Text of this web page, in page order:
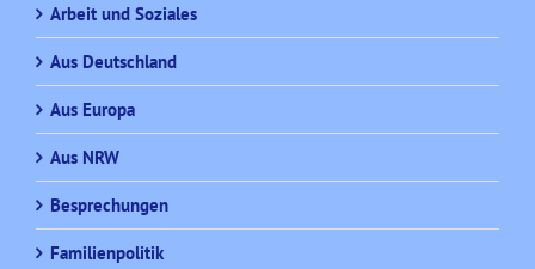
Arbeit und Soziales
Aus Deutschland
Aus Europa
Aus NRW
Besprechungen
Familienpolitik